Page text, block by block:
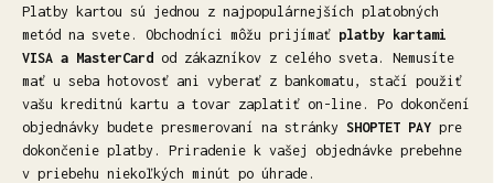
Platby kartou sú jednou z najpopulárnejších platobných
metód na svete. Obchodníci môžu prijímať platby kartami
VISA a MasterCard od zákazníkov z celého sveta. Nemusíte
mať u seba hotovosť ani vyberať z bankomatu, stačí použiť
vašu kreditnú kartu a tovar zaplatiť on-line. Po dokončení
objednávky budete presmerovaní na stránky SHOPTET PAY pre
dokončenie platby. Priradenie k vašej objednávke prebehne
v priebehu niekoľkých minút po úhrade.